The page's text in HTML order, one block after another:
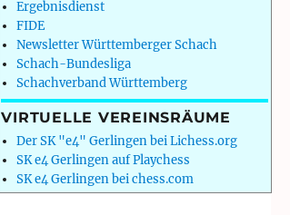
Ergebnisdienst
FIDE
Newsletter Württemberger Schach
Schach-Bundesliga
Schachverband Württemberg
VIRTUELLE VEREINSRÄUME
Der SK "e4" Gerlingen bei Lichess.org
SK e4 Gerlingen auf Playchess
SK e4 Gerlingen bei chess.com